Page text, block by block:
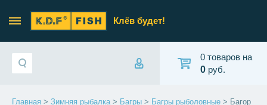
Клёв будет!
0 товаров на
0 руб.
Главная > Зимняя рыбалка> Багры > Багры рыболовные > Багор